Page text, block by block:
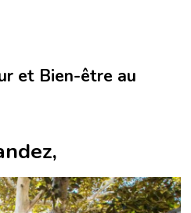
et Bien-être au